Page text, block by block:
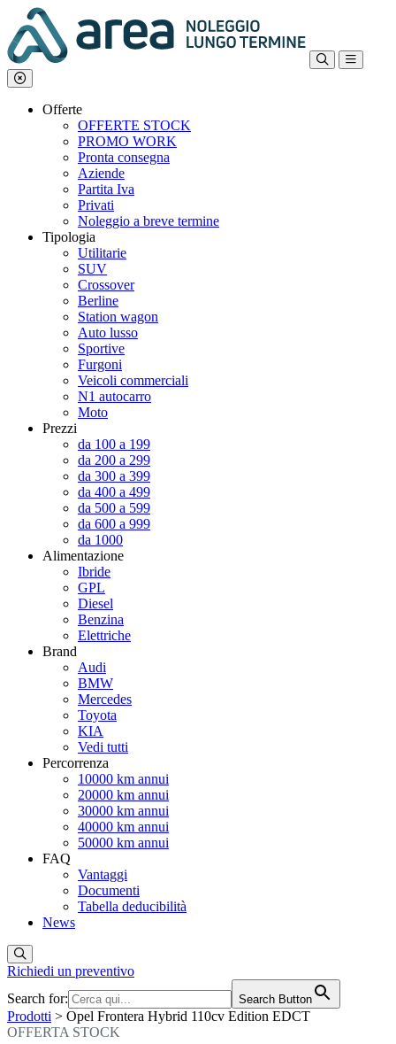
Offerte
OFFERTE STOCK
PROMO WORK
Pronta consegna
Aziende
Partita Iva
Privati
Noleggio a breve termine
Tipologia
Utilitarie
SUV
Crossover
Berline
Station wagon
Auto lusso
Sportive
Furgoni
Veicoli commerciali
N1 autocarro
Moto
Prezzi
da 100 a 199
da 200 a 299
da 300 a 399
da 400 a 499
da 500 a 599
da 600 a 999
da 1000
Alimentazione
Ibride
GPL
Diesel
Benzina
Elettriche
Brand
Audi
BMW
Mercedes
Toyota
KIA
Vedi tutti
Percorrenza
10000 km annui
20000 km annui
30000 km annui
40000 km annui
50000 km annui
FAQ
Vantaggi
Documenti
Tabella deducibilità
News
Richiedi un preventivo
Search for:
Search Button
Prodotti > Opel Frontera Hybrid 110cv Edition EDCT
OFFERTA STOCK